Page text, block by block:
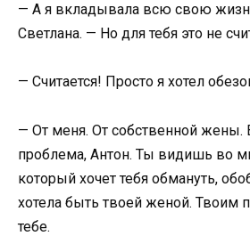
— А я вкладывала всю свою
Светлана. — Но для тебя это не
— Считается! Просто я хотел
— От меня. От собственной жены.
проблема, Антон. Ты видишь во
который хочет тебя обмануть,
хотела быть твоей женой. Твоим
тебе.